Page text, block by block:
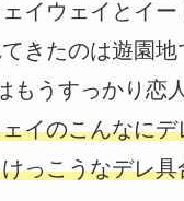
イウェイとイ
きたのは遊園
もうすっかり恋
イのこんなに
っこうなデレ